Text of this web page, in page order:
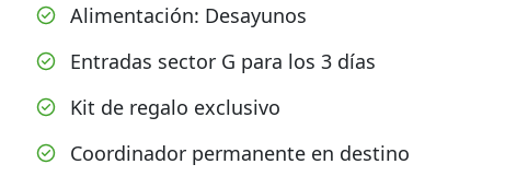
Alimentación: Desayunos
Entradas sector G para los 3 días
Kit de regalo exclusivo
Coordinador permanente en destino